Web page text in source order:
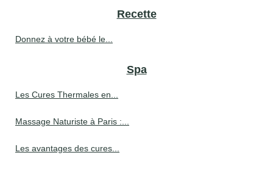
Recette
Donnez à votre bébé le...
Spa
Les Cures Thermales en...
Massage Naturiste à Paris :...
Les avantages des cures...